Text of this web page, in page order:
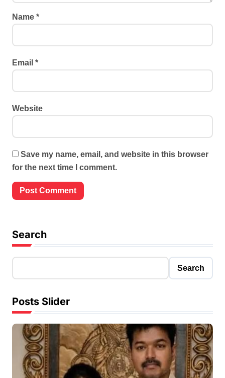
Name *
Email *
Website
Save my name, email, and website in this browser
for the next time I comment.
Search
Search
Posts Slider